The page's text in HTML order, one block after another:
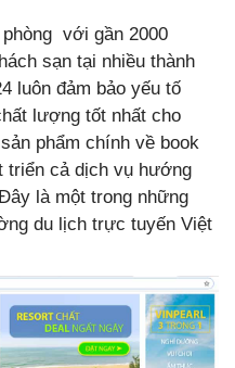
với gần 2000
sạn tại nhiều thành
luôn đảm bảo yếu tố
lượng tốt nhất cho
phẩm chính về book
triển cả dịch vụ hướng
là một trong những
du lịch trực tuyến Việt